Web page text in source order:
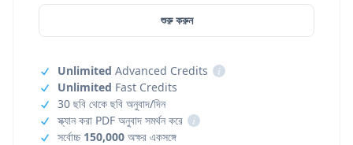
শুরু করুন
Unlimited Advanced Credits
i
Unlimited Fast Credits
30 ছবি থেকে ছবি অনুবাদ/দিন
স্ক্যান করা PDF অনুবাদ সমর্থন করে
i
সর্বোচ্চ 150,000 অক্ষর একসঙ্গে